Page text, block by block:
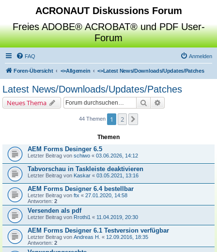
ACRONAUT Diskussions Forum
Freies ADOBE® ACROBAT® und PDF User-
Forum
FAQ Anmelden
Foren-Übersicht <>Allgemein <>Latest News/Downloads/Updates/Patches
Latest News/Downloads/Updates/Patches
Neues Thema Suche
44 Themen 1 2
Themen
AEM Forms Desinger 6.5
Letzter Beitrag von schiwo « 03.06.2026, 14:12
Tabvorschau in Taskleiste deaktivieren
Letzter Beitrag von Kaskar « 03.05.2021, 13:16
AEM Forms Designer 6.4 bestellbar
Letzter Beitrag von ftx « 27.01.2020, 14:58
Antworten: 2
Versenden als pdf
Letzter Beitrag von Rrothi1 « 11.04.2019, 20:30
AEM Forms Designer 6.1 Testversion verfügbar
Letzter Beitrag von Andreas H. « 12.09.2016, 18:35
Antworten: 2